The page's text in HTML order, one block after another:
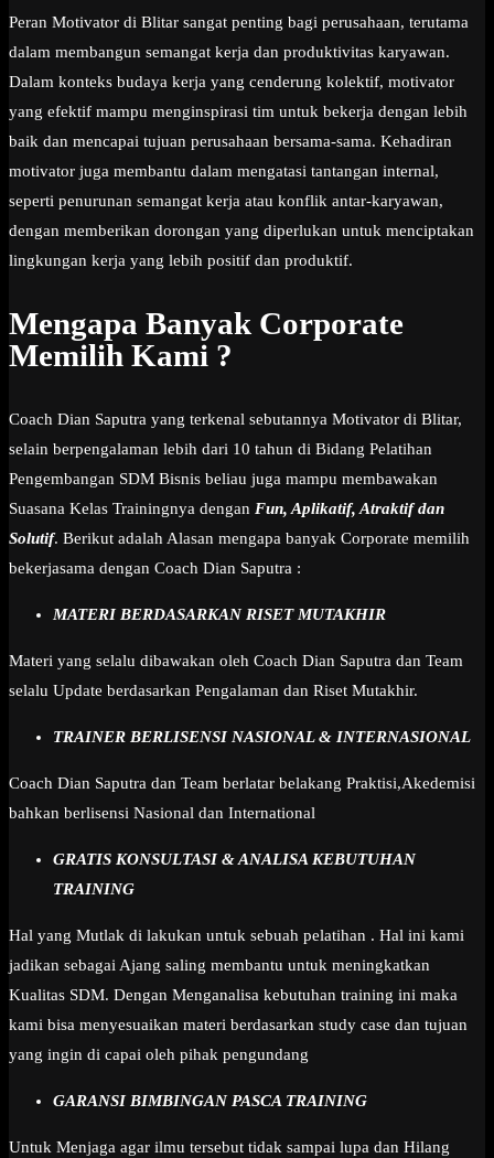
Peran Motivator di Blitar sangat penting bagi perusahaan, terutama
dalam membangun semangat kerja dan produktivitas karyawan.
Dalam konteks budaya kerja yang cenderung kolektif, motivator
yang efektif mampu menginspirasi tim untuk bekerja dengan lebih
baik dan mencapai tujuan perusahaan bersama-sama. Kehadiran
motivator juga membantu dalam mengatasi tantangan internal,
seperti penurunan semangat kerja atau konflik antar-karyawan,
dengan memberikan dorongan yang diperlukan untuk menciptakan
lingkungan kerja yang lebih positif dan produktif.
Mengapa Banyak Corporate
Memilih Kami ?
Coach Dian Saputra yang terkenal sebutannya Motivator di Blitar,
selain berpengalaman lebih dari 10 tahun di Bidang Pelatihan
Pengembangan SDM Bisnis beliau juga mampu membawakan
Suasana Kelas Trainingnya dengan Fun, Aplikatif, Atraktif dan
Solutif. Berikut adalah Alasan mengapa banyak Corporate memilih
bekerjasama dengan Coach Dian Saputra :
MATERI BERDASARKAN RISET MUTAKHIR
Materi yang selalu dibawakan oleh Coach Dian Saputra dan Team
selalu Update berdasarkan Pengalaman dan Riset Mutakhir.
TRAINER BERLISENSI NASIONAL & INTERNASIONAL
Coach Dian Saputra dan Team berlatar belakang Praktisi,Akedemisi
bahkan berlisensi Nasional dan International
GRATIS KONSULTASI & ANALISA KEBUTUHAN
TRAINING
Hal yang Mutlak di lakukan untuk sebuah pelatihan . Hal ini kami
jadikan sebagai Ajang saling membantu untuk meningkatkan
Kualitas SDM. Dengan Menganalisa kebutuhan training ini maka
kami bisa menyesuaikan materi berdasarkan study case dan tujuan
yang ingin di capai oleh pihak pengundang
GARANSI BIMBINGAN PASCA TRAINING
Untuk Menjaga agar ilmu tersebut tidak sampai lupa dan Hilang